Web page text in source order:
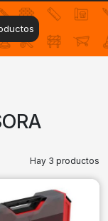
Hay 3 productos